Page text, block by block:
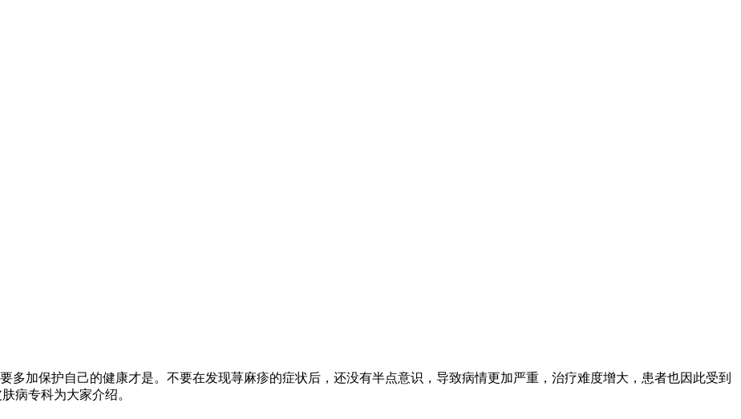
保护自己的健康才是。不要在发现荨麻疹的症状后，还没有半点意识，导致病情更加严重，治疗难度增大，患者也因此受到
病专科为大家介绍。